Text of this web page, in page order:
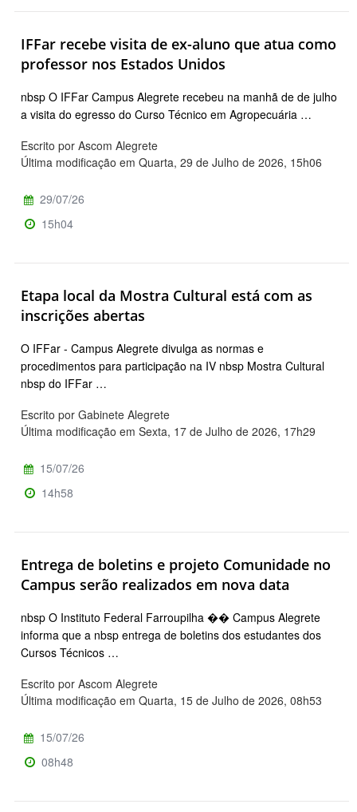
IFFar recebe visita de ex-aluno que atua como
professor nos Estados Unidos
nbsp O IFFar Campus Alegrete recebeu na manhã de de julho
a visita do egresso do Curso Técnico em Agropecuária …
Escrito por Ascom Alegrete
Última modificação em Quarta, 29 de Julho de 2026, 15h06
29/07/26
15h04
Etapa local da Mostra Cultural está com as
inscrições abertas
O IFFar - Campus Alegrete divulga as normas e
procedimentos para participação na IV nbsp Mostra Cultural
nbsp do IFFar …
Escrito por Gabinete Alegrete
Última modificação em Sexta, 17 de Julho de 2026, 17h29
15/07/26
14h58
Entrega de boletins e projeto Comunidade no
Campus serão realizados em nova data
nbsp O Instituto Federal Farroupilha �� Campus Alegrete
informa que a nbsp entrega de boletins dos estudantes dos
Cursos Técnicos …
Escrito por Ascom Alegrete
Última modificação em Quarta, 15 de Julho de 2026, 08h53
15/07/26
08h48